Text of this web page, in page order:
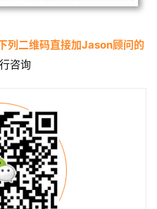
列二维码直接加Jason顾问的
咨询